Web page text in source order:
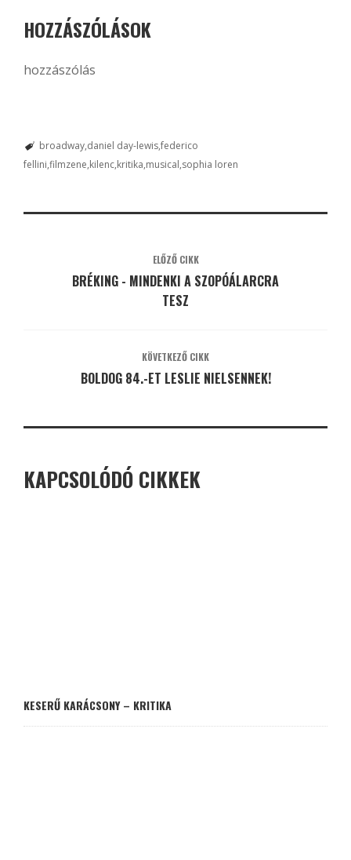
HOZZÁSZÓLÁSOK
hozzászólás
broadway daniel day-lewisfederico
fellini filmzene kilenc kritika musical sophia loren
ELŐZŐ CIKK
BRÉKING - MINDENKI A SZOPÓÁLARCRA
TESZ
KÖVETKEZŐ CIKK
BOLDOG 84.-ET LESLIE NIELSENNEK!
KAPCSOLÓDÓ CIKKEK
KESERŰ KARÁCSONY – KRITIKA